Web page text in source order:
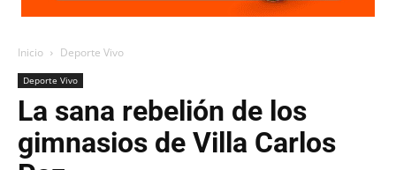
Inicio Deporte Vivo
Deporte Vivo
La sana rebelión de los
gimnasios de Villa Carlos